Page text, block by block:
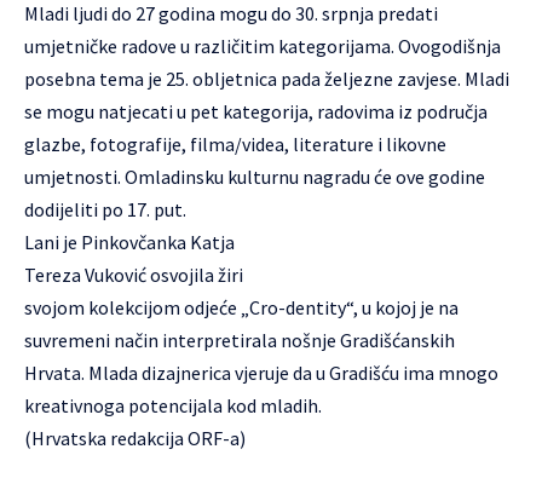
Mladi ljudi do 27 godina mogu do 30. srpnja predati
umjetničke radove u različitim kategorijama. Ovogodišnja
posebna tema je 25. obljetnica pada željezne zavjese. Mladi
se mogu natjecati u pet kategorija, radovima iz područja
glazbe, fotografije, filma/videa, literature i likovne
umjetnosti. Omladinsku kulturnu nagradu će ove godine
dodijeliti po 17. put.
Lani je Pinkovčanka Katja
Tereza Vuković osvojila žiri
svojom kolekcijom odjeće „Cro-dentity“, u kojoj je na
suvremeni način interpretirala nošnje Gradišćanskih
Hrvata. Mlada dizajnerica vjeruje da u Gradišću ima mnogo
kreativnoga potencijala kod mladih.
(Hrvatska redakcija ORF-a)